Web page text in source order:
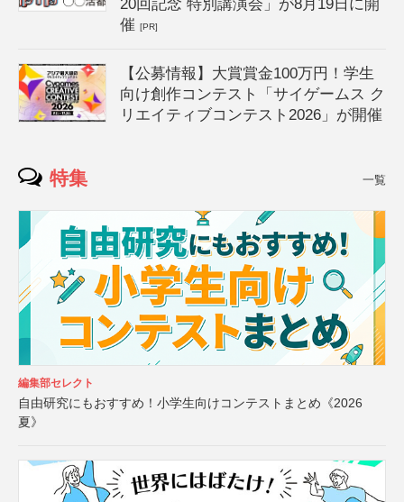
20回記念 特別講演会」が8月19日に開
催[PR]
【公募情報】大賞賞金100万円！学生
向け創作コンテスト「サイゲームス ク
リエイティブコンテスト2026」が開催
特集 一覧
編集部セレクト
自由研究にもおすすめ！小学生向けコンテストまとめ《2026
夏》